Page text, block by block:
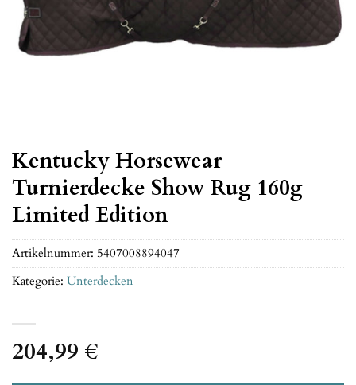
Kentucky Horsewear
Turnierdecke Show Rug 160g
Limited Edition
204,99 €
Artikelnummer: 5407008894047
Kategorie: Unterdecken